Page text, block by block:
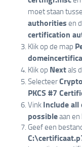
moet staan
authorities en
certification
Klik op de map
Klik op Nextals
Selecteer
PKCS #7
Vink Include
possibleaan en
Geef een